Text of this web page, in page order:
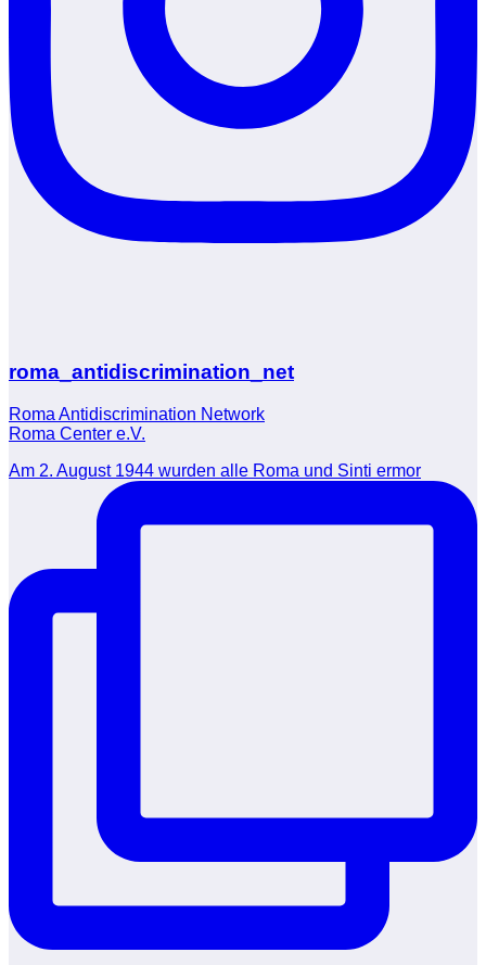
roma_antidiscrimination_net
Roma Antidiscrimination Network
Roma Center e.V.
Am 2. August 1944 wurden alle Roma und Sinti ermor